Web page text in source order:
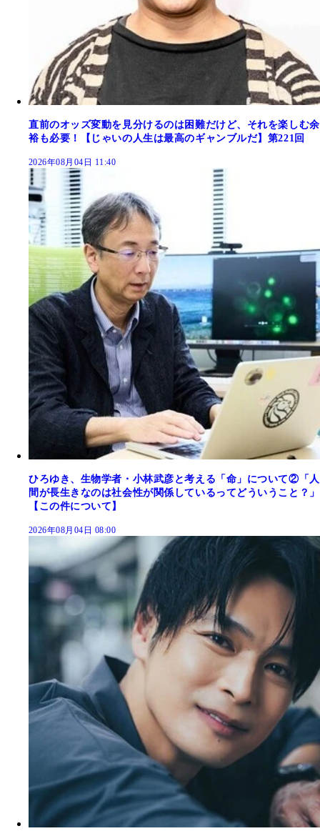
直前のオッズ変動を見分けるのは困難だけど、それを楽しむ余
裕も必要！【じゃいの人生は最高のギャンブルだ】第221回
2026年08月04日 11:40
ひろゆき、生物学者・小林武彦と考える「命」について②「人
間が長生きなのは社会性が関係しているってどういうこと？」
【この件について】
2026年08月04日 08:00